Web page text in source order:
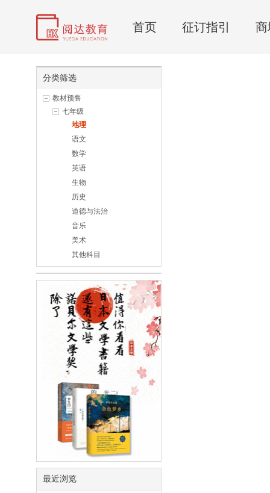
首页 征订指引 商
分类筛选
教材预售
七年级
地理
语文
数学
英语
生物
历史
道德与法治
音乐
美术
其他科目
最近浏览